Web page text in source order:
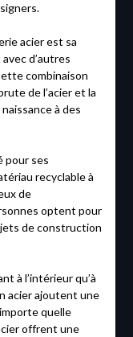
acier est sa
d’autres
combinaison
de l’acier et la
à des
pour ses
recyclable à
de
optent pour
de construction
à l’intérieur qu’à
acier ajoutent une
quelle
offrent une